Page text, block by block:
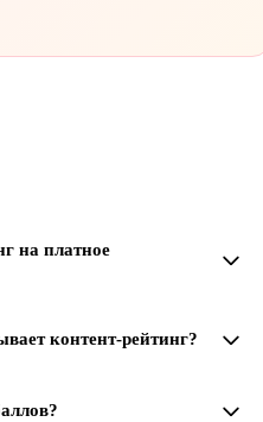
на платное
контент-рейтинг?